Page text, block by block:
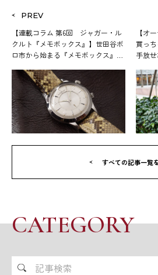
CATEGORY
記
PREV
【連載コラム 第6回 ジャガー・ル
クルト『メモボックス』】世田谷ボ
ロ市から始まる『メモボックス』出
【オ
買っ
手放
すべての記事一覧